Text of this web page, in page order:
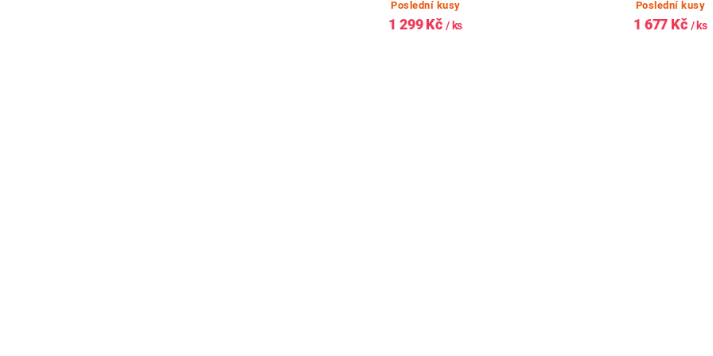
Poslední kusy
1 299 Kč / ks
Poslední kusy
1 677 Kč / ks